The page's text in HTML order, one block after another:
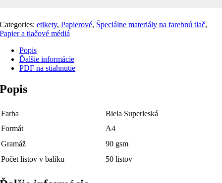
Categories:etikety,Papierové, Špeciálne materiály na farebnú tlač,
Papier a tlačové médiá
Popis
Ďalšie informácie
PDF na stiahnutie
Popis
Farba
Biela Superleská
Formát
A4
Gramáž
90 gsm
Počet listov v balíku
50 listov